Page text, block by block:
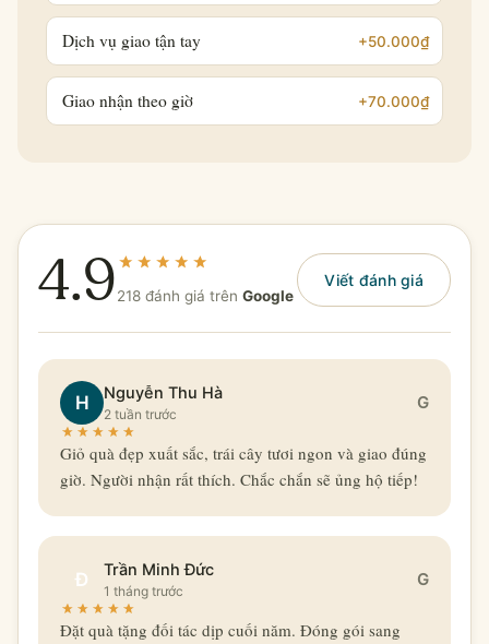
Dịch vụ giao tận tay +50.000₫
Giao nhận theo giờ +70.000₫
4.9218 đánh giá trên Google
Viết đánh giá
H Nguyễn Thu Hà
2 tuần trước
G
Giỏ quà đẹp xuất sắc, trái cây tươi ngon và giao đúng
giờ. Người nhận rất thích. Chắc chắn sẽ ủng hộ tiếp!
Đ Trần Minh Đức
1 tháng trước
G
Đặt quà tặng đối tác dịp cuối năm. Đóng gói sang